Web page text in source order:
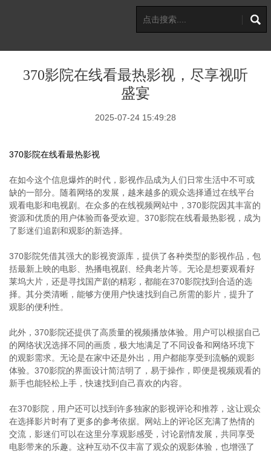
370影院在线看最热影视，尽享视听
盛宴
2025-07-24 15:49:28
370影院在线看最热影视
在如今这个信息爆炸的时代，影视作品成为人们日常生活中不可或
缺的一部分。随着网络的发展，越来越多的观众选择通过在线平台
观看电影和电视剧。在众多的在线视频网站中，370影院因其丰富的
资源和优质的用户体验而备受欢迎。370影院在线看最热影视，成为
了影迷们追剧和观影的新选择。
370影院凭借其强大的影视资源库，提供了各种类型的影视作品，包
括最新上映的电影、热播电视剧、经典老片等。无论是想要观看好
莱坞大片，还是寻找国产剧的精彩，都能在370影院找到合适的选
择。其分类清晰，能够方便用户快速找到自己所需的影片，提升了
观影的便利性。
此外，370影院还提供了高质量的视频播放体验。用户可以根据自己
的网络状况选择不同的画质，极大地满足了不同设备和网络环境下
的观影需求。无论是在家中还是外出，用户都能享受到流畅的观影
体验。370影院的界面设计简洁明了，易于操作，即便是视频观看的
新手也能轻松上手，快速找到自己喜欢的内容。
在370影院，用户还可以找到许多独家的影视评论和推荐，这让观众
在选择影片时有了更多的参考依据。网站上的评论区充满了热情的
交流，影迷们可以在这里分享观影感受，讨论剧情发展，共同享受
电影带来的乐趣。这种互动不仅丰富了观众的观影体验，也增强了